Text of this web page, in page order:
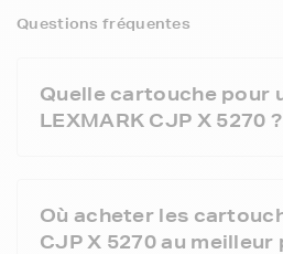
Questions fréquentes
Quelle cartouche pour
LEXMARK CJP X 5270 ?
Où acheter les
CJP X 5270 au meilleur